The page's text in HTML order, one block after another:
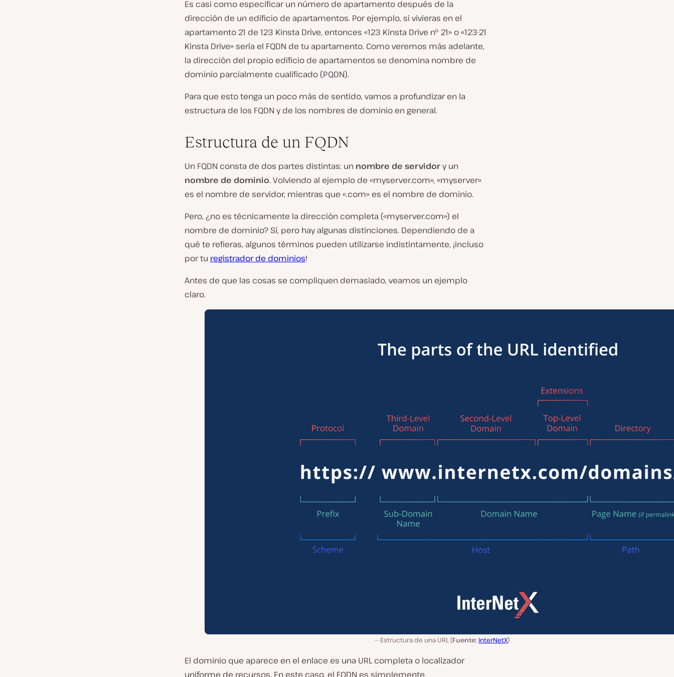
Es casi como especificar un número de apartamento después de la
dirección de un edificio de apartamentos. Por ejemplo, si vivieras en el
apartamento 21 de 123 Kinsta Drive, entonces «123 Kinsta Drive nº 21» o «123-21
Kinsta Drive» sería el FQDN de tu apartamento. Como veremos más adelante,
la dirección del propio edificio de apartamentos se denomina nombre de
dominio parcialmente cualificado (PQDN).
Para que esto tenga un poco más de sentido, vamos a profundizar en la
estructura de los FQDN y de los nombres de dominio en general.
Estructura de un FQDN
Un FQDN consta de dos partes distintas: un nombre de servidory un
nombre de dominio. Volviendo al ejemplo de «myserver.com», «myserver»
es el nombre de servidor, mientras que «.com» es el nombre de dominio.
Pero, ¿no es técnicamente la dirección completa («myserver.com») el
nombre de dominio? Sí, pero hay algunas distinciones. Dependiendo de a
qué te refieras, algunos términos pueden utilizarse indistintamente, ¡incluso
por tu registrador de dominios!
Antes de que las cosas se compliquen demasiado, veamos un ejemplo
claro.
Estructura de una URL (Fuente: InterNetX)
El dominio que aparece en el enlace es una URL completa o localizador
uniforme de recursos. En este caso, el FQDN es simplemente